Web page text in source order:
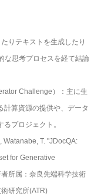
りテキストを生成したり
な思考プロセスを経て結論
Challenge）：主に生
計算資源の提供や、データ
プロジェクト。
Watanabe, T. "JDocQA:
for Generative
所属：奈良先端科学技術
研究所(ATR)